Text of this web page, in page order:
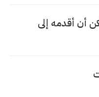
أن أقدمه إلى